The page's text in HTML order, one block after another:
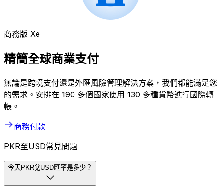
商務版 Xe
精簡全球商業支付
無論是跨境支付還是外匯風險管理解決方案，我們都能滿足您
的需求。安排在 190 多個國家使用 130 多種貨幣進行國際轉
帳。
商務付款
PKR至USD常見問題
今天PKR兌USD匯率是多少？